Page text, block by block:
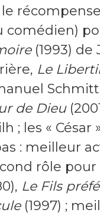
le
comédien)
(1993) de
Le
de Dieu
; les « César
: meilleur
rôle pour
Le Fils
(1997) ;